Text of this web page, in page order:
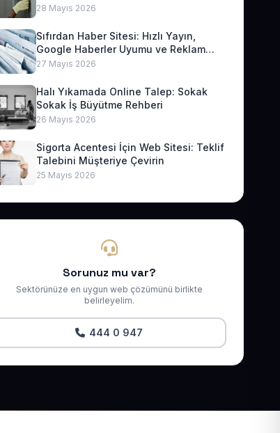
28 Mayıs 2026
Sıfırdan Haber Sitesi: Hızlı Yayın,
Google Haberler Uyumu ve Reklam
Geliri
27 Mayıs 2026
Halı Yıkamada Online Talep: Sokak
Sokak İş Büyütme Rehberi
26 Mayıs 2026
Sigorta Acentesi İçin Web Sitesi: Teklif
Talebini Müşteriye Çevirin
25 Mayıs 2026
Sorunuz mu var?
Sektörünüze en uygun web çözümünü birlikte
belirleyelim.
444 0 947